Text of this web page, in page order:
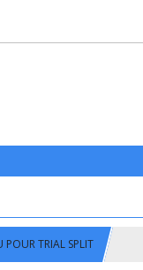
POUR TRIAL SPLIT